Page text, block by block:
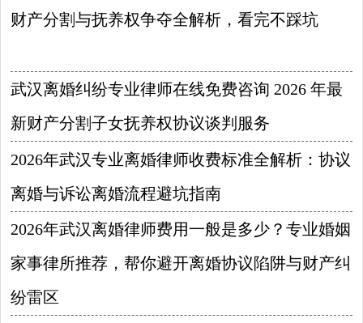
财产分割与抚养权争夺全解析，看完不踩坑
武汉离婚纠纷专业律师在线免费咨询 2026 年最
新财产分割子女抚养权协议谈判服务
2026年武汉专业离婚律师收费标准全解析：协议
离婚与诉讼离婚流程避坑指南2026-08-05
2026年武汉离婚律师费用一般是多少？专业婚姻
家事律所推荐，帮你避开离婚协议陷阱与财产纠
纷雷区